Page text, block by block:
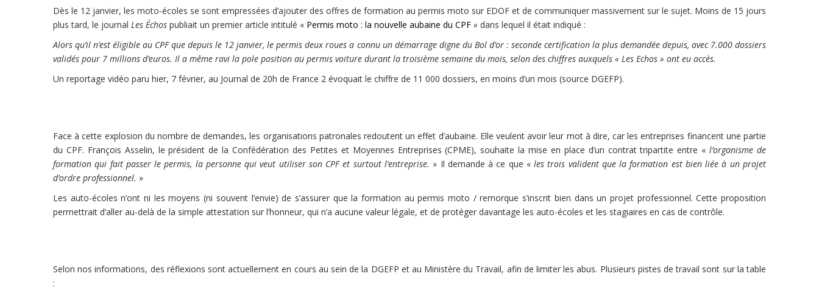
Dès le 12 janvier, les moto-écoles se sont empressées d’ajouter des offres de formation au permis moto sur EDOF et de communiquer massivement sur le sujet. Moins de 15 jours
plus tard, le journal Les Échos publiait un premier article intitulé « Permis moto : la nouvelle aubaine du CPF » dans lequel il était indiqué :
Alors qu’il n’est éligible au CPF que depuis le 12 janvier, le permis deux roues a connu un démarrage digne du Bol d’or : seconde certification la plus demandée depuis, avec 7.000 dossiers
validés pour 7 millions d’euros. Il a même ravi la pole position au permis voiture durant la troisième semaine du mois, selon des chiffres auxquels « Les Echos » ont eu accès.
Un reportage vidéo paru hier, 7 février, au Journal de 20h de France 2 évoquait le chiffre de 11 000 dossiers, en moins d’un mois (source DGEFP).
Face à cette explosion du nombre de demandes, les organisations patronales redoutent un effet d’aubaine. Elle veulent avoir leur mot à dire, car les entreprises financent une partie
du CPF. François Asselin, le président de la Confédération des Petites et Moyennes Entreprises (CPME), souhaite la mise en place d’un contrat tripartite entre «l’organisme de
formation qui fait passer le permis, la personne qui veut utiliser son CPF et surtout l’entreprise. » Il demande à ce que «les trois valident que la formation est bien liée à un projet
d’ordre professionnel. »
Les auto-écoles n’ont ni les moyens (ni souvent l’envie) de s’assurer que la formation au permis moto / remorque s’inscrit bien dans un projet professionnel. Cette proposition
permettrait d’aller au-delà de la simple attestation sur l’honneur, qui n’a aucune valeur légale, et de protéger davantage les auto-écoles et les stagiaires en cas de contrôle.
Selon nos informations, des réflexions sont actuellement en cours au sein de la DGEFP et au Ministère du Travail, afin de limiter les abus. Plusieurs pistes de travail sont sur la table
: